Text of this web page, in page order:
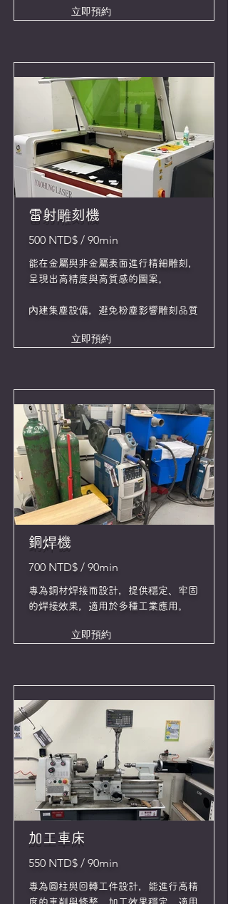
立即預約
雷射雕刻機
500 NTD$ / 90min
能在金屬與非金屬表面進行精細雕刻，
呈現出高精度與高質感的圖案。
內建集塵設備，避免粉塵影響雕刻品質
立即預約
銅焊機
700 NTD$ / 90min
專為銅材焊接而設計，提供穩定、牢固
的焊接效果，適用於多種工業應用。
立即預約
加工車床
550 NTD$ / 90min
專為圓柱與回轉工件設計，能進行高精
度的車削與修整，加工效果穩定，適用